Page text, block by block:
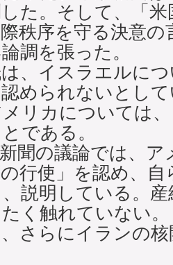
た。そして、「
秩序を守る決意
調を張った。
、イスラエルに
められないとし
リカについては
である。
聞の議論では、ア
行使」を認め、
説明している。
く触れていない。
さらにイランの